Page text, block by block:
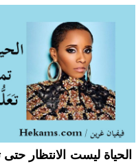
الحياة ليست الانتظار